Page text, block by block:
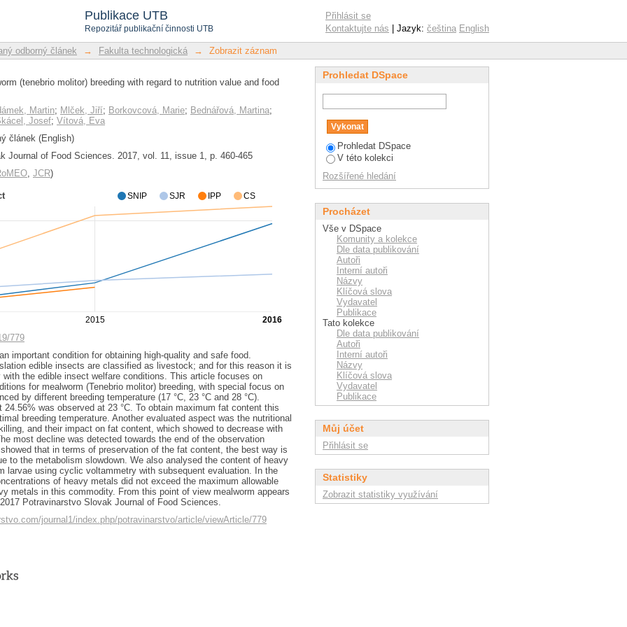
Publikace UTB
Repozitář publikační činnosti UTB
(tenebrio molitor) breeding with regard to nutrition value
Přihlásit se
Kontaktujte nás | Jazyk: čeština English
odborný článek → Fakulta technologická → Zobrazit záznam
(tenebrio molitor) breeding with regard to nutrition value and food
Martin; Mlček, Jiří; Borkovcová, Marie; Bednářová, Martina;
Josef; Vítová, Eva
článek (English)
Journal of Food Sciences. 2017, vol. 11, issue 1, p. 460-465
, JCR)
2015 2016
SNIP SJR IPP CS
779
important condition for obtaining high-quality and safe food.
edible insects are classified as livestock; and for this reason it is
the edible insect welfare conditions. This article focuses on
for mealworm (Tenebrio molitor) breeding, with special focus on
by different breeding temperature (17 °C, 23 °C and 28 °C).
was observed at 23 °C. To obtain maximum fat content this
breeding temperature. Another evaluated aspect was the nutritional
and their impact on fat content, which showed to decrease with
most decline was detected towards the end of the observation
that in terms of preservation of the fat content, the best way is
to the metabolism slowdown. We also analysed the content of heavy
larvae using cyclic voltammetry with subsequent evaluation. In the
of heavy metals did not exceed the maximum allowable
metals in this commodity. From this point of view mealworm appears
Potravinarstvo Slovak Journal of Food Sciences.
journal1/index.php/potravinarstvo/article/viewArticle/779
Prohledat DSpace
Prohledat DSpace
V této kolekci
Rozšířené hledání
Procházet
Vše v DSpace
Komunity a kolekce
Dle data publikování
Autoři
Interní autoři
Názvy
Klíčová slova
Vydavatel
Publikace
Tato kolekce
Dle data publikování
Autoři
Interní autoři
Názvy
Klíčová slova
Vydavatel
Publikace
Můj účet
Přihlásit se
Statistiky
Zobrazit statistiky využívání